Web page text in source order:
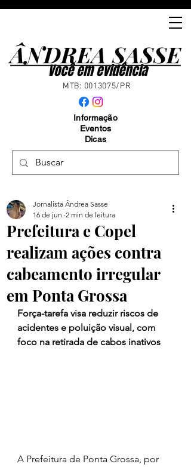
ÂNDREA SASSE
ÂNDREA SASSE
Você em evidência
MTB: 0013075/PR
Informação
Eventos
Dicas
Prefeitura e Copel
realizam ações contra
cabeamento irregular
em Ponta Grossa
Jornalista Ândrea Sasse
16 de jun. 2 min de leitura
Força-tarefa visa reduzir riscos de
acidentes e poluição visual, com
foco na retirada de cabos inativos
A Prefeitura de Ponta Grossa, por